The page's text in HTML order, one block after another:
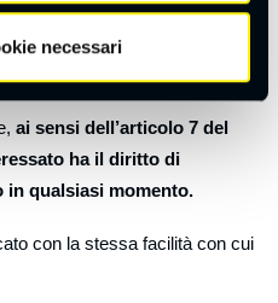
necessari
la conseguenza sarà
parte nostra di fornire i servizi
ai sensi dell’articolo 7 del
ha il diritto di
in qualsiasi momento.
con la stessa facilità con cui